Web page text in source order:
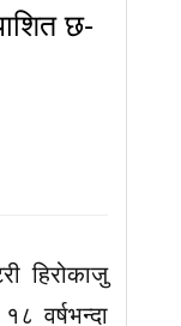
छ-
हिरोकाजु
वर्षभन्दा